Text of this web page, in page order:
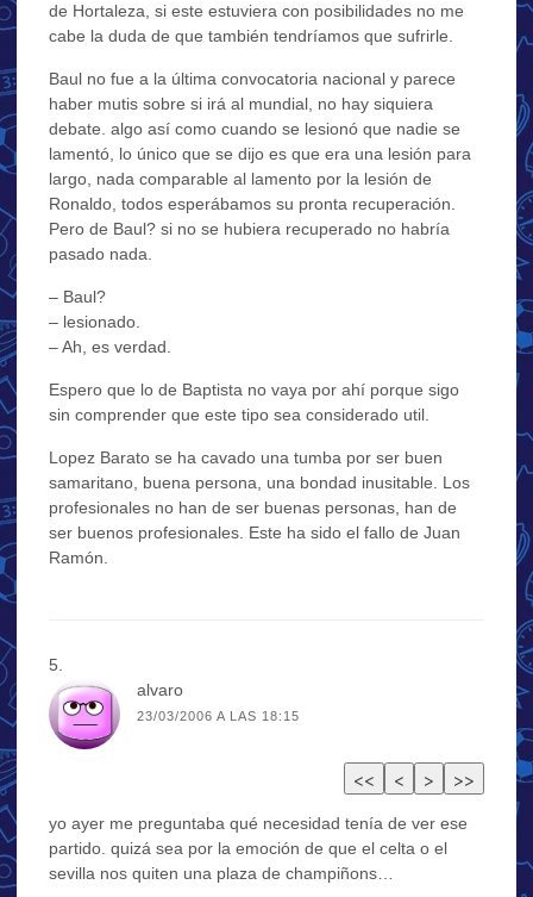
de Hortaleza, si este estuviera con posibilidades no me
cabe la duda de que también tendríamos que sufrirle.
Baul no fue a la última convocatoria nacional y parece
haber mutis sobre si irá al mundial, no hay siquiera
debate. algo así como cuando se lesionó que nadie se
lamentó, lo único que se dijo es que era una lesión para
largo, nada comparable al lamento por la lesión de
Ronaldo, todos esperábamos su pronta recuperación.
Pero de Baul? si no se hubiera recuperado no habría
pasado nada.
– Baul?
– lesionado.
– Ah, es verdad.
Espero que lo de Baptista no vaya por ahí porque sigo
sin comprender que este tipo sea considerado util.
Lopez Barato se ha cavado una tumba por ser buen
samaritano, buena persona, una bondad inusitable. Los
profesionales no han de ser buenas personas, han de
ser buenos profesionales. Este ha sido el fallo de Juan
Ramón.
alvaro
23/03/2006 A LAS 18:15
yo ayer me preguntaba qué necesidad tenía de ver ese
partido. quizá sea por la emoción de que el celta o el
sevilla nos quiten una plaza de champiñons…